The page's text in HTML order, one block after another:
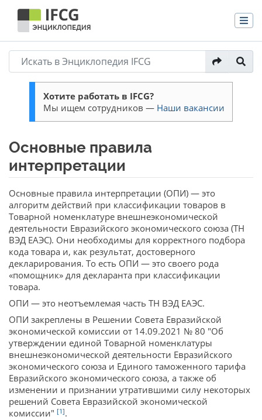
Хотите работать в IFCG?
Мы ищем сотрудников — Наши вакансии
Основные правила
интерпретации
Перейти к: навигация,поиск
Основные правила интерпретации (ОПИ) — это
алгоритм действий при классификации товаров в
Товарной номенклатуре внешнеэкономической
деятельности Евразийского экономического союза (ТН
ВЭД ЕАЭС). Они необходимы для корректного подбора
кода товара и, как результат, достоверного
декларирования. То есть ОПИ — это своего рода
«помощник» для декларанта при классификации
товара.
ОПИ — это неотъемлемая часть ТН ВЭД ЕАЭС.
ОПИ закреплены в Решении Совета Евразийской
экономической комиссии от 14.09.2021 № 80 "Об
утверждении единой Товарной номенклатуры
внешнеэкономической деятельности Евразийского
экономического союза и Единого таможенного тарифа
Евразийского экономического союза, а также об
изменении и признании утратившими силу некоторых
решений Совета Евразийской экономической
комиссии" [1].